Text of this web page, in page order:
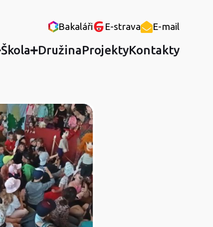
Bakaláři E-strava E-mail
Škola DružinaProjektyKontakty